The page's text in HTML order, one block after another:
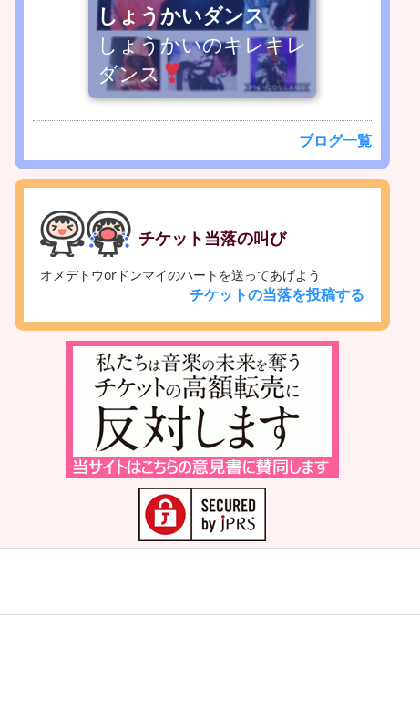
しょうかいダンス
しょうかいのキレキレ
ダンス
ブログ一覧
チケット当落の叫び
オメデトウorドンマイのハートを送ってあげよう
チケットの当落を投稿する